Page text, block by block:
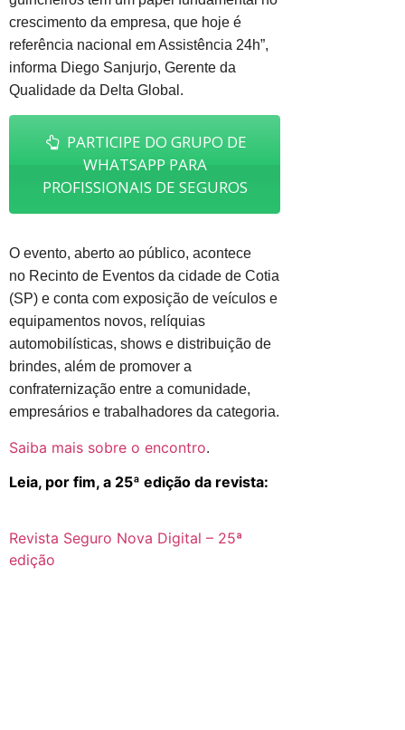
crescimento da empresa, que hoje é
referência nacional em Assistência 24h”,
informa Diego Sanjurjo, Gerente da
Qualidade da Delta Global.
PARTICIPE DO GRUPO DE
WHATSAPP PARA
PROFISSIONAIS DE SEGUROS
O evento, aberto ao público, acontece
no Recinto de Eventos da cidade de Cotia
(SP) e conta com exposição de veículos e
equipamentos novos, relíquias
automobilísticas, shows e distribuição de
brindes, além de promover a
confraternização entre a comunidade,
empresários e trabalhadores da categoria.
Saiba mais sobre o encontro.
Leia, por fim, a 25ª edição da revista:
Revista Seguro Nova Digital – 25ª
edição